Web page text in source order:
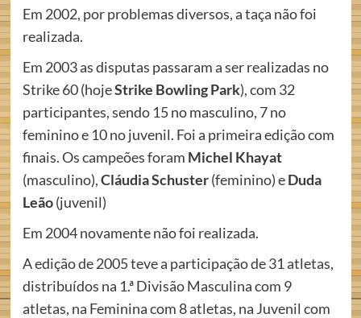
Em 2002, por problemas diversos, a taça não foi
realizada.
Em 2003 as disputas passaram a ser realizadas no
Strike 60 (hojeStrike Bowling Park), com 32
participantes, sendo 15 no masculino, 7 no
feminino e 10 no juvenil. Foi a primeira edição com
finais. Os campeões foram Michel Khayat
(masculino),Cláudia Schuster(feminino) eDuda
Leão(juvenil)
Em 2004 novamente não foi realizada.
A edição de 2005 teve a participação de 31 atletas,
distribuídos na 1.ª Divisão Masculina com 9
atletas, na Feminina com 8 atletas, na Juvenil com